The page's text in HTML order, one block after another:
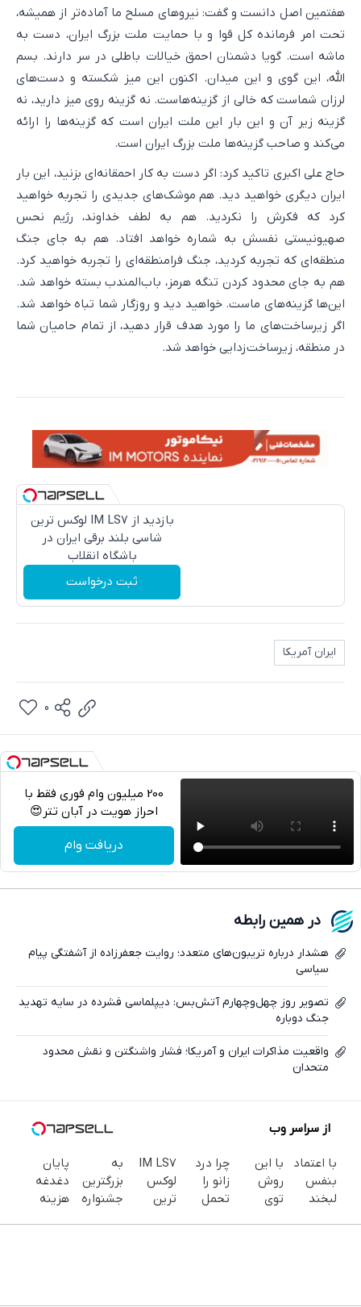
هفتمین اصل دانست و گفت: نیروهای مسلح ما آماده‌تر از همیشه،
تحت امر فرمانده کل قوا و با حمایت ملت بزرگ ایران، دست به
ماشه است. گویا دشمنان احمق خیالات باطلی در سر دارند. بسم
الله، این گوی و این میدان. اکنون این میز شکسته و دست‌های
لرزان شماست که خالی از گزینه‌هاست. نه گزینه روی میز دارید، نه
گزینه زیر آن و این بار این ملت ایران است که گزینه‌ها را ارائه
می‌کند و صاحب گزینه‌ها ملت بزرگ ایران است.
حاج علی اکبری تاکید کرد: اگر دست به کار احمقانه‌ای بزنید، این بار
ایران دیگری خواهید دید. هم موشک‌های جدیدی را تجربه خواهید
کرد که فکرش را نکردید. هم به لطف خداوند، رژیم نحس
صهیونیستی نفسش به شماره خواهد افتاد. هم به جای جنگ
منطقه‌ای که تجربه کردید، جنگ فرامنطقه‌ای را تجربه خواهید کرد.
هم به جای محدود کردن تنگه هرمز، باب‌المندب بسته خواهد شد.
این‌ها گزینه‌های ماست. خواهید دید و روزگار شما تباه خواهد شد.
اگر زیرساخت‌های ما را مورد هدف قرار دهید، از تمام حامیان شما
در منطقه، زیرساخت‌زدایی خواهد شد.
بازدید از IM LS7 لوکس ترین
شاسی بلند برقی ایران در
باشگاه انقلاب
ثبت درخواست
ایران آمریکا
واتساپ
0
200 میلیون وام فوری فقط با
احراز هویت در آبان تتر😍
دریافت وام
در همین رابطه
هشدار درباره تریبون‌های متعدد؛ روایت جعفرزاده از آشفتگی پیام
سیاسی
تصویر روز چهل‌وچهارم آتش‌بس: دیپلماسی فشرده در سایه تهدید
جنگ دوباره
واقعیت مذاکرات ایران و آمریکا؛ فشار واشنگتن و نقش محدود
متحدان
از سراسر وب
با اعتماد
بنفس
لبخند
با این
روش
توی
چرا درد
زانو را
تحمل
IM LS7
لوکس
ترین
به
بزرگترین
جشنواره
پایان
دغدغه
هزینه